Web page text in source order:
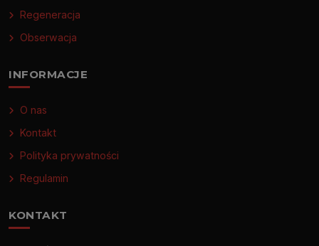
Regeneracja
Obserwacja
INFORMACJE
O nas
Kontakt
Polityka prywatności
Regulamin
KONTAKT